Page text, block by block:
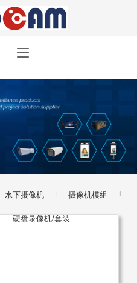
水下摄像机 | 摄像机模组 |
| 硬盘录像机/套装 |